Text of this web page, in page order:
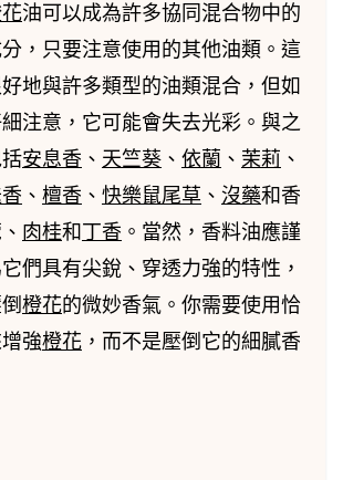
油可以成為許多協同混合物中的
，只要注意使用的其他油類。這
地與許多類型的油類混合，但如
注意，它可能會失去光彩。與之
安息香 、 天竺葵 、 依蘭 、 茉莉 、
、 檀香 、 快樂鼠尾草 、 沒藥和香
肉桂和 丁香 。當然，香料油應謹
們具有尖銳、穿透力強的特性，
橙花的微妙香氣。你需要使用恰
強橙花 ，而不是壓倒它的細膩香